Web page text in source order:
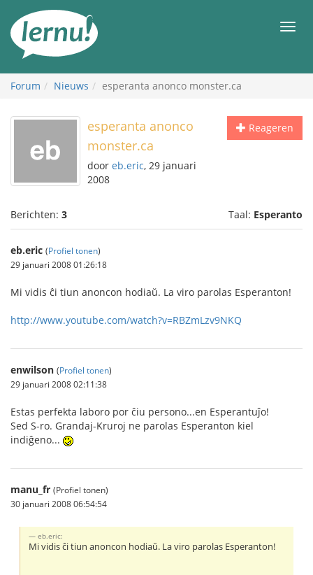
inhoud
Forum Nieuws esperanta anonco monster.ca
Reageren
esperanta anonco
monster.ca
door eb.eric, 29 januari
2008
Berichten: 3 Taal: Esperanto
eb.eric (Profiel tonen)
29 januari 2008 01:26:18
Mi vidis ĉi tiun anoncon hodiaŭ. La viro parolas Esperanton!
http://www.youtube.com/watch?v=RBZmLzv9NKQ
enwilson (Profiel tonen)
29 januari 2008 02:11:38
Estas perfekta laboro por ĉiu persono...en Esperantuĵo!
Sed S-ro. Grandaj-Kruroj ne parolas Esperanton kiel
indiĝeno...
manu_fr (Profiel tonen)
30 januari 2008 06:54:54
eb.eric:
Mi vidis ĉi tiun anoncon hodiaŭ. La viro parolas Esperanton!